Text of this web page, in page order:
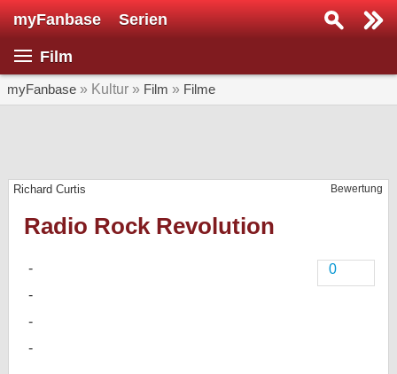
myFanbase Serien
Film
myFanbase » Kultur » Film » Filme
Bewertung
Richard Curtis
Radio Rock Revolution
0
Serie suchen...
SERIEN
Veranstaltungen